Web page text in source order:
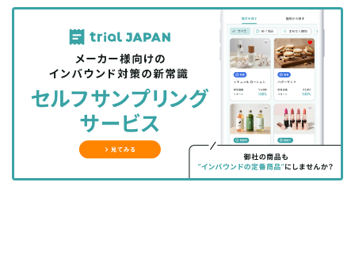
記
を
シ
ェ
る
記
事
を
シ
ェ
ア
す
る
な
ッ
ク
マ
に
記
事
を
購
読
す
る
マ
ガ
登
録
す
る